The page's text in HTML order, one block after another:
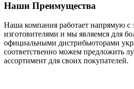
Наши Преимущества
Наша компания работает напрямую с
изготовителями и мы являемся для
официальными дистрибьюторами
соответственно можем предложить
ассортимент для своих покупателей.